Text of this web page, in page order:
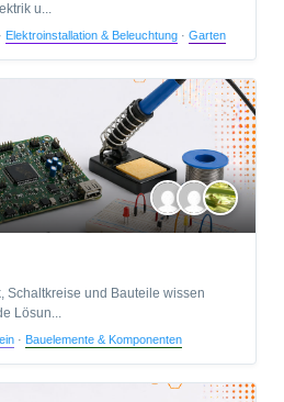
u...
· Elektroinstallation & Beleuchtung · Garten
Schaltkreise und Bauteile wissen
Lösun...
· Bauelemente & Komponenten